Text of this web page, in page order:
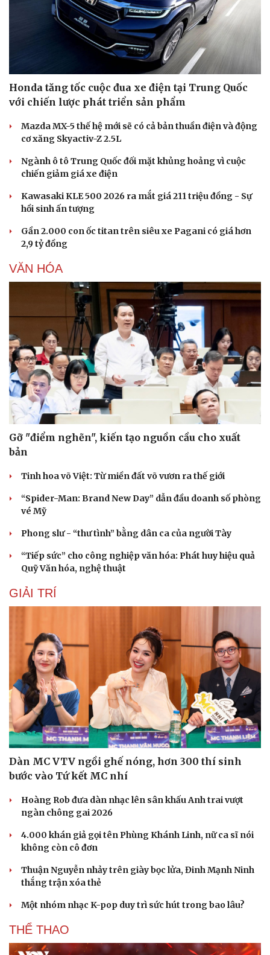
Tư vấn
Săn Tour
Câu chuyện thời sự
Kể chuyện cho bé
Hạt giống tâm hồn
Honda tăng tốc cuộc đua xe điện tại Trung Quốc
với chiến lược phát triển sản phẩm
Mazda MX-5 thế hệ mới sẽ có cả bản thuần điện và động
cơ xăng Skyactiv-Z 2.5L
Ngành ô tô Trung Quốc đối mặt khủng hoảng vì cuộc
chiến giảm giá xe điện
Kawasaki KLE 500 2026 ra mắt giá 211 triệu đồng - Sự
hồi sinh ấn tượng
Gần 2.000 con ốc titan trên siêu xe Pagani có giá hơn
2,9 tỷ đồng
VĂN HÓA
Gỡ "điểm nghẽn", kiến tạo nguồn cầu cho xuất
bản
Tinh hoa võ Việt: Từ miền đất võ vươn ra thế giới
“Spider-Man: Brand New Day” dẫn đầu doanh số phòng
vé Mỹ
Phong slư - “thư tình” bằng dân ca của người Tày
“Tiếp sức” cho công nghiệp văn hóa: Phát huy hiệu quả
Quỹ Văn hóa, nghệ thuật
GIẢI TRÍ
Dàn MC VTV ngồi ghế nóng, hơn 300 thí sinh
bước vào Tứ kết MC nhí
Hoàng Rob đưa dàn nhạc lên sân khấu Anh trai vượt
ngàn chông gai 2026
4.000 khán giả gọi tên Phùng Khánh Linh, nữ ca sĩ nói
không còn cô đơn
Thuận Nguyễn nhảy trên giày bọc lửa, Đinh Mạnh Ninh
thắng trận xóa thẻ
Một nhóm nhạc K-pop duy trì sức hút trong bao lâu?
THỂ THAO